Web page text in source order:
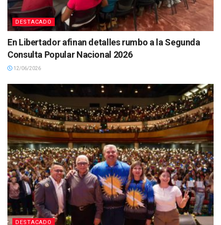
DESTACADO
En Libertador afinan detalles rumbo a la Segunda
Consulta Popular Nacional 2026
12/06/2026
DESTACADO